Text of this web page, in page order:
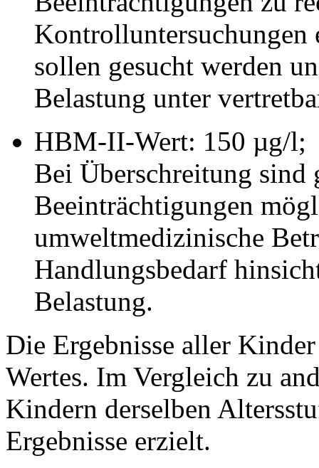
Kontrolluntersuchungen
sollen gesucht werden
Belastung unter
HBM-II-Wert: 150 µg/l;
Bei Überschreitung sind
Beeinträchtigungen
umweltmedizinische
Handlungsbedarf
Belastung.
Die Ergebnisse aller
Wertes. Im Vergleich zu
Kindern derselben
Ergebnisse erzielt.